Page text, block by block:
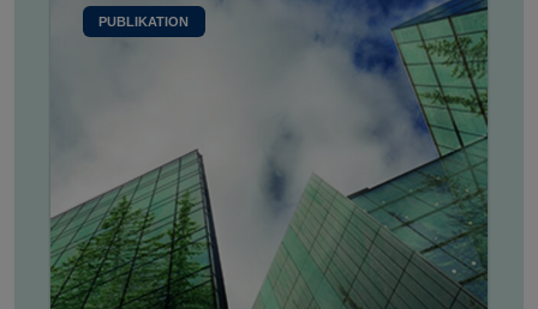
PUBLIKATION